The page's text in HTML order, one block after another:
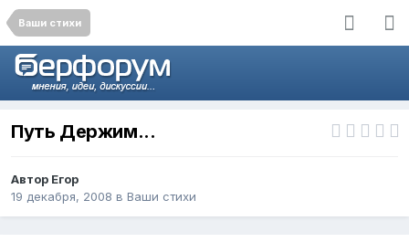
Ваши стихи
Путь Держим...
Автор Егор
19 декабря, 2008 в Ваши стихи